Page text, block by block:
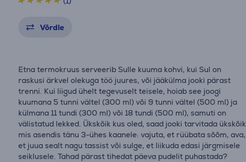
Võrdle
Etna termokruus serveerib Sulle kuuma kohvi, kui Sul on
raskusi ärkvel olekuga töö juures, või jääkülma jooki pärast
trenni. Kui liigud ühelt tegevuselt teisele, hoiab see joogi
kuumana 5 tunni vältel (300 ml) või 9 tunni vältel (500 ml) ja
külmana 11 tundi (300 ml) või 18 tundi (500 ml), samuti on
välistatud lekked. Ükskõik kus oled, saad jooki tarvitada ükskõik
mis asendis tänu 3-ühes kaanele: vajuta, et rüübata sõõm, ava,
et juua sealt nagu tassist või sulge, et liikuda edasi järgmisele
seiklusele. Tahad pärast tihedat päeva pudelit puhastada?